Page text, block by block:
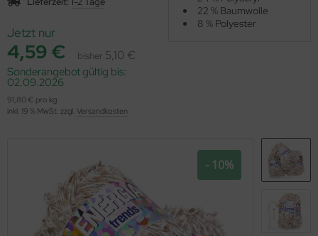
Jetzt nur
4,59 € bisher 5,10 €
Sonderangebot gültig bis:
02.09.2026
91,80 € pro kg
inkl. 19 % MwSt. zzgl. Versandkosten
22 % Baumwolle
8 % Polyester
- 10%